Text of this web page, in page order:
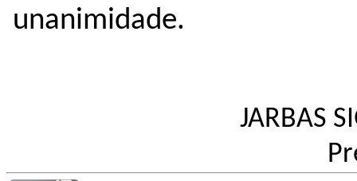
unanimidade.
JARBAS